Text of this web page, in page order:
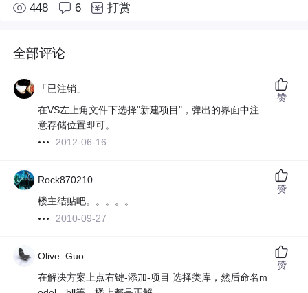
448 6 打赏
全部评论
「已注销」
在VS左上角文件下选择"新建项目"，弹出的界面中注
意存储位置即可。
2012-06-16
赞
Rock870210
楼主结贴吧。。。。。
2010-09-27
赞
Olive_Guo
在解决方案上点右键-添加-项目 选择类库，然后命名m
赞